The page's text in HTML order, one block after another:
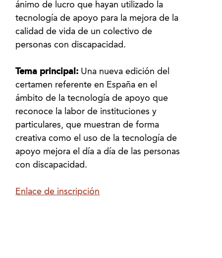
ánimo de lucro que hayan utilizado la
tecnología de apoyo para la mejora de la
calidad de vida de un colectivo de
personas con discapacidad.
Tema principal: Una nueva edición del
certamen referente en España en el
ámbito de la tecnología de apoyo que
reconoce la labor de instituciones y
particulares, que muestran de forma
creativa como el uso de la tecnología de
apoyo mejora el día a día de las personas
con discapacidad.
Enlace de inscripción